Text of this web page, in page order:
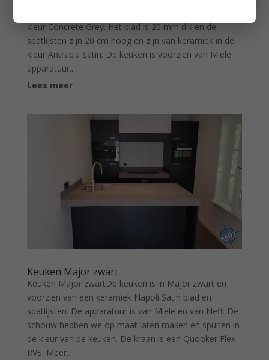
kleur Concrete Grey. Het blad is 20 mm dik en de
spatlijsten zijn 20 cm hoog en zijn van keramiek in de
kleur Antracia Satin. De keuken is voorzien van Miele
apparatuur....
Lees meer
Keuken Major zwart
Keuken Major zwartDe keuken is in Major zwart en
voorzien van een keramiek Napoli Satin blad en
spatlijsten. De apparatuur is van Miele en van Neff. De
schouw hebben we op maat laten maken en spuiten in
de kleur van de keuken. De kraan is een Quooker Flex
RVS. Meer...